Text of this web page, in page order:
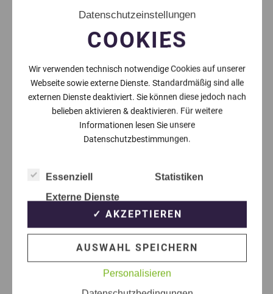
Datenschutzeinstellungen
COOKIES
Wir verwenden technisch notwendige Cookies auf unserer
Webseite sowie externe Dienste. Standardmäßig sind alle
externen Dienste deaktiviert. Sie können diese jedoch nach
belieben aktivieren & deaktivieren. Für weitere
Informationen lesen Sie unsere
Datenschutzbestimmungen.
Essenziell
Statistiken
Externe Dienste
✓ AKZEPTIEREN
AUSWAHL SPEICHERN
Personalisieren